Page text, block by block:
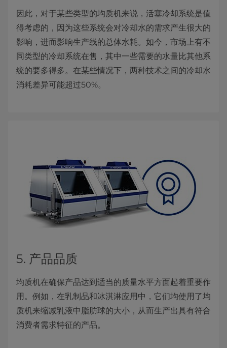
因此，对于某些类型的均质机来说，活塞冷却系统是值
得考虑的，因为这些系统会对冷却水的需求产生很大的
影响，进而影响生产线的总体水耗。如今，市场上有不
同类型的冷却系统在售，其中一些需要的水量比其他系
统的要多得多。在某些情况下，两种技术之间的冷却水
消耗差异可能超过50%。
5. 产品品质
均质机在确保产品达到适当的质量水平方面起着重要作
用。例如，在乳制品和冰淇淋应用中，它们均使用了均
质机来缩减乳液中脂肪球的大小，从而生产出具有符合
消费者需求特征的产品。